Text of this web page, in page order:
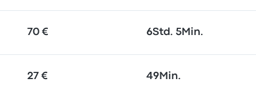
70 € 6Std. 5Min.
27 € 49Min.